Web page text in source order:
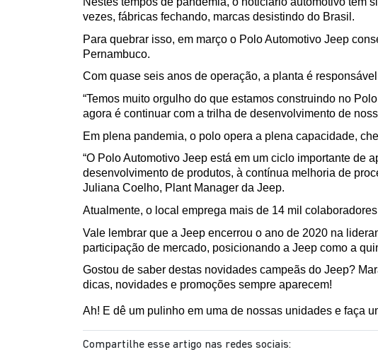
vezes, fábricas fechando, marcas desistindo do Brasil.
Para quebrar isso, em março o Polo Automotivo Jeep
Pernambuco.
Com quase seis anos de operação, a planta é
“Temos muito orgulho do que estamos construindo no
agora é continuar com a trilha de desenvolvimento de
Em plena pandemia, o polo opera a plena capacidade,
“O Polo Automotivo Jeep está em um ciclo importante
desenvolvimento de produtos, à contínua melhoria de
Juliana Coelho, Plant Manager da Jeep.
Atualmente, o local emprega mais de 14 mil
Vale lembrar que a Jeep encerrou o ano de 2020 na
participação de mercado, posicionando a Jeep como a
Gostou de saber destas novidades campeãs do Jeep?
dicas, novidades e promoções sempre aparecem!
Ah! E dê um pulinho em uma de nossas unidades e faça
Compartilhe esse artigo nas redes sociais: